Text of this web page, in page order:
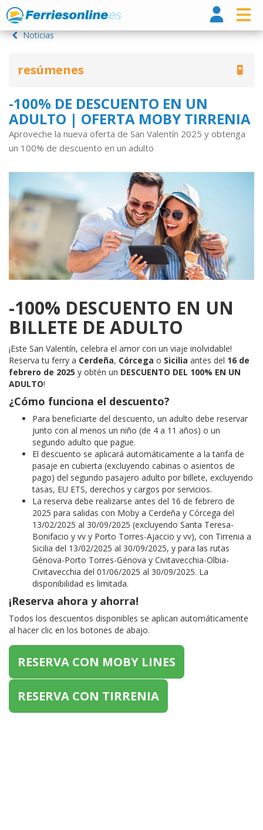
Noticias
resúmenes
-100% DE DESCUENTO EN UN
ADULTO | OFERTA MOBY TIRRENIA
Aproveche la nueva oferta de San Valentín 2025 y obtenga
un 100% de descuento en un adulto
-100% DESCUENTO EN UN
BILLETE DE ADULTO
¡Este San Valentín, celebra el amor con un viaje inolvidable!
Reserva tu ferry a Cerdeña, Córcega o Sicilia antes del 16 de
febrero de 2025 y obtén un DESCUENTO DEL 100% EN UN
ADULTO!
¿Cómo funciona el descuento?
Para beneficiarte del descuento, un adulto debe reservar
junto con al menos un niño (de 4 a 11 años) o un
segundo adulto que pague.
El descuento se aplicará automáticamente a la tarifa de
pasaje en cubierta (excluyendo cabinas o asientos de
pago) del segundo pasajero adulto por billete, excluyendo
tasas, EU ETS, derechos y cargos por servicios.
La reserva debe realizarse antes del 16 de febrero de
2025 para salidas con Moby a Cerdeña y Córcega del
13/02/2025 al 30/09/2025 (excluyendo Santa Teresa-
Bonifacio y vv y Porto Torres-Ajaccio y vv), con Tirrenia a
Sicilia del 13/02/2025 al 30/09/2025, y para las rutas
Génova-Porto Torres-Génova y Civitavecchia-Olbia-
Civitavecchia del 01/06/2025 al 30/09/2025. La
disponibilidad es limitada.
¡Reserva ahora y ahorra!
Todos los descuentos disponibles se aplican automáticamente
al hacer clic en los botones de abajo.
RESERVA CON MOBY LINES
RESERVA CON TIRRENIA